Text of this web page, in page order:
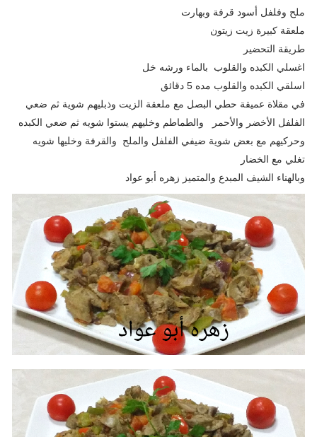
ملح وفلفل أسود قرفة وبهارت
ملعقة كبيرة زيت زيتون
طريقة التحضير
اغسلي الكبده والقلوب بالماء ورشه خل
اسلقي الكبده والقلوب مده 5 دقائق
في مقلاة عميقة حطي البصل مع ملعقة الزيت وذبليهم شوية ثم ضعي
الفلفل الأخضر والأحمر والطماطم وخليهم يستوا شويه ثم ضعي الكبده
وحركيهم مع بعض شوية ضيفي الفلفل والملح والقرفة وخليها شويه
تغلي مع الخضار
وبالهناء الشيف المبدع والمتميز زهره أبو عواد